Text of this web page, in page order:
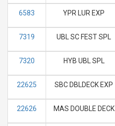
6583 YPR LUR EXP
7319 UBL SC FEST SPL
7320 HYB UBL SPL
22625 SBC DBLDECK EXP
22626 MAS DOUBLE DECK